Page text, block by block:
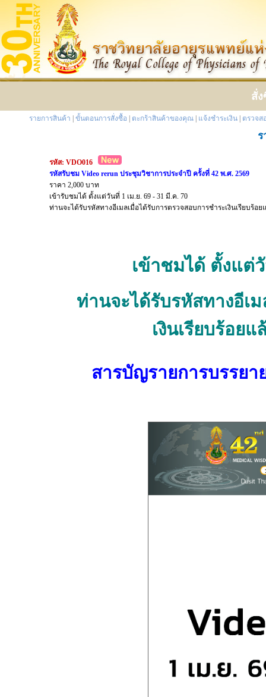
สั่
รายการสินค้า ขั้นตอนการสั่งซื้อ ตะกร้าสินค้าของคุณ แจ้งชำระเงิน ตรวจส
รหัส: VDO016
รหัสรับชม Video rerun ประชุมวิชาการประจำปี ครั้งที่ 42 พ.ศ. 2569
ราคา 2,000 บาท
เข้ารับชมได้ ตั้งแต่วันที่ 1 เม.ย. 69 - 31 มี.ค. 70
ท่านจะได้รับรหัสทางอีเมลเมื่อได้รับการตรวจสอบการชำระเงินเรียบร้อ
เข้าชมได้ ตั้งแต่
ท่านจะได้รับรหัสทางอีเ
เงินเรียบร้อย
สารบัญรายการบรรยา